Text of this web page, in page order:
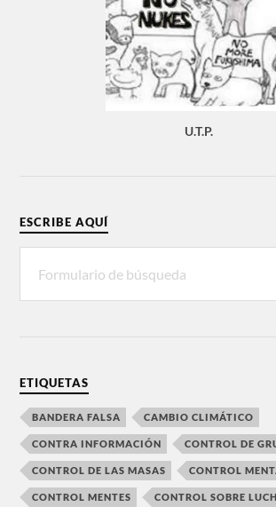
U.T.P.
ESCRIBE AQUÍ
ETIQUETAS
BANDERA FALSA CAMBIO CLIMÁTICO
CONTRA INFORMACIÓN CONTROL DE
CONTROL DE LAS MASAS CONTROL
CONTROL MENTES CONTROL SOBRE